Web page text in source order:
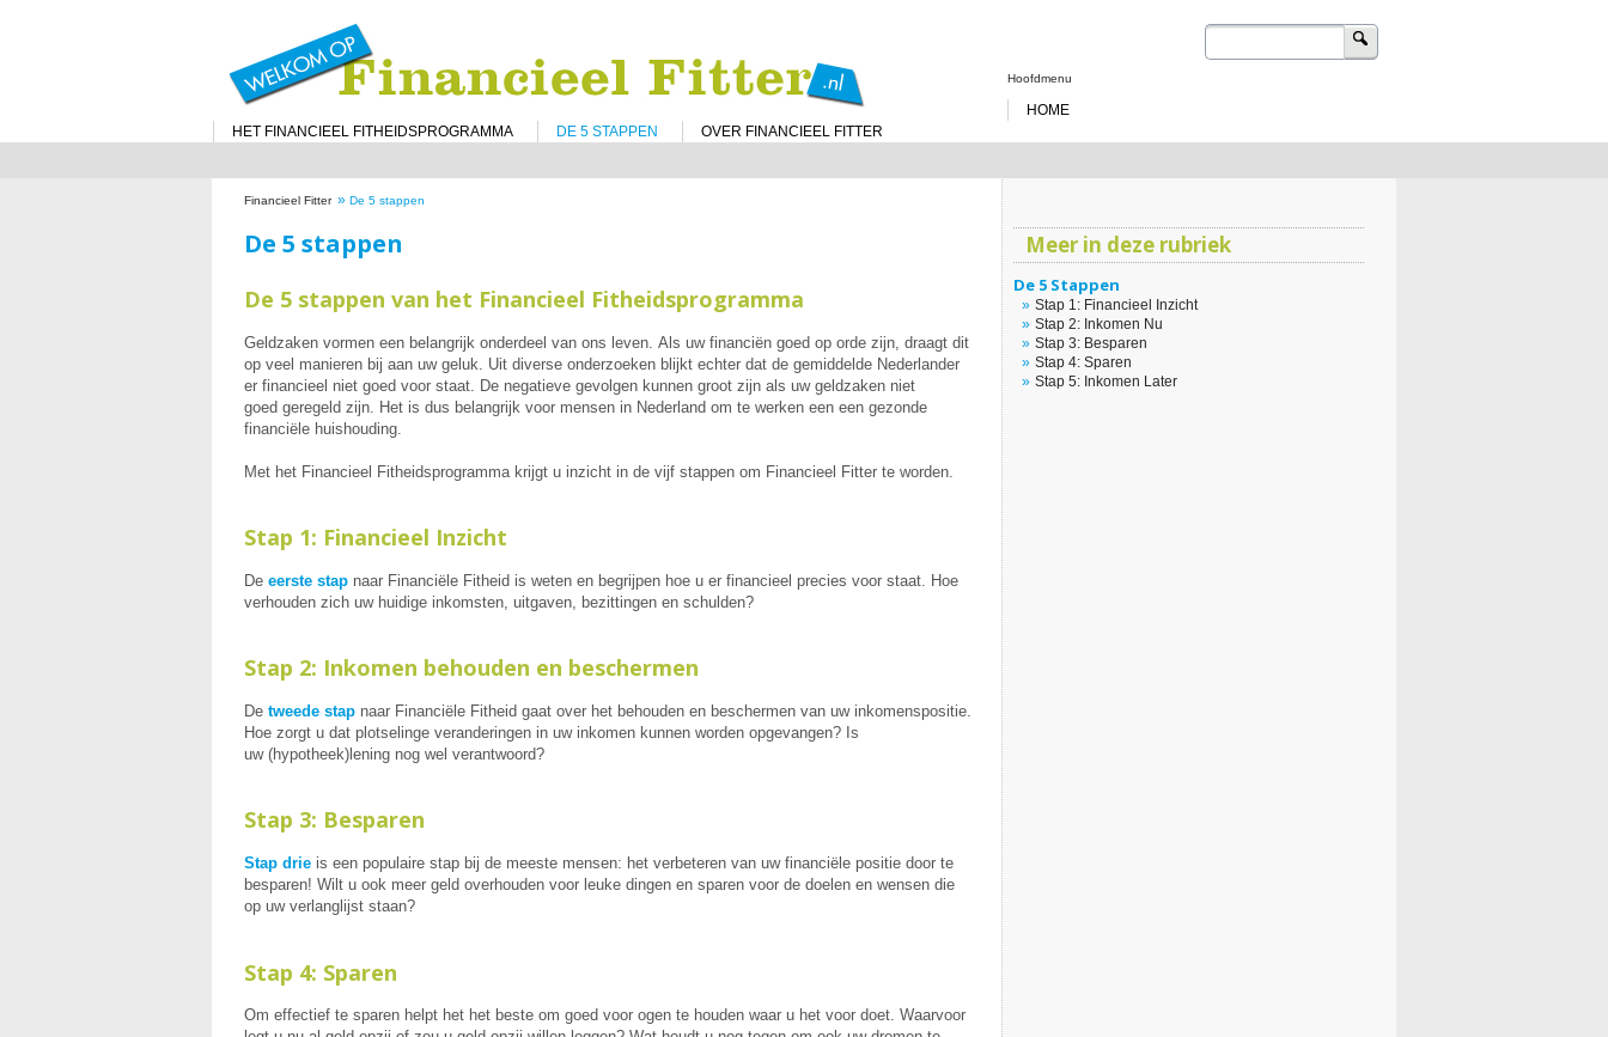
Zoeken
naar:
inhoud
Hoofdmenu
HOME
HET FINANCIEEL FITHEIDSPROGRAMMA
DE 5 STAPPEN OVER FINANCIEEL FITTER
Financieel Fitter » De 5 stappen
De 5 stappen
De 5 stappen van het Financieel Fitheidsprogramma
Geldzaken vormen een belangrijk onderdeel van ons leven. Als uw financiën goed op orde zijn, draagt dit
op veel manieren bij aan uw geluk. Uit diverse onderzoeken blijkt echter dat de gemiddelde Nederlander
er financieel niet goed voor staat. De negatieve gevolgen kunnen groot zijn als uw geldzaken niet
goed geregeld zijn. Het is dus belangrijk voor mensen in Nederland om te werken een een gezonde
financiële huishouding.
Met het Financieel Fitheidsprogramma krijgt u inzicht in de vijf stappen om Financieel Fitter te worden.
Stap 1: Financieel Inzicht
De eerste stapnaar Financiële Fitheid is weten en begrijpen hoe u er financieel precies voor staat. Hoe
verhouden zich uw huidige inkomsten, uitgaven, bezittingen en schulden?
Stap 2: Inkomen behouden en beschermen
De tweede stapnaar Financiële Fitheid gaat over het behouden en beschermen van uw inkomenspositie.
Hoe zorgt u dat plotselinge veranderingen in uw inkomen kunnen worden opgevangen? Is
uw (hypotheek)lening nog wel verantwoord?
Stap 3: Besparen
Stap drieis een populaire stap bij de meeste mensen: het verbeteren van uw financiële positie door te
besparen! Wilt u ook meer geld overhouden voor leuke dingen en sparen voor de doelen en wensen die
op uw verlanglijst staan?
Stap 4: Sparen
Om effectief te sparen helpt het het beste om goed voor ogen te houden waar u het voor doet. Waarvoor
Meer in deze rubriek
De 5 Stappen
Stap 1: Financieel Inzicht
Stap 2: Inkomen Nu
Stap 3: Besparen
Stap 4: Sparen
Stap 5: Inkomen Later